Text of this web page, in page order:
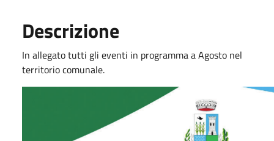
Descrizione
In allegato tutti gli eventi in programma a Agosto nel
territorio comunale.